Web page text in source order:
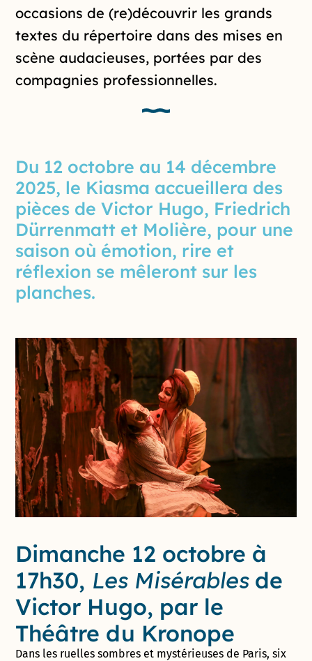
occasions de (re)découvrir les grands
textes du répertoire dans des mises en
scène audacieuses, portées par des
compagnies professionnelles.
Du 12 octobre au 14 décembre
2025, le Kiasma accueillera des
pièces de Victor Hugo, Friedrich
Dürrenmatt et Molière, pour une
saison où émotion, rire et
réflexion se mêleront sur les
planches.
Dimanche 12 octobre à
17h30, Les Misérablesde
Victor Hugo, par le
Théâtre du Kronope
Dans les ruelles sombres et mystérieuses de Paris, six